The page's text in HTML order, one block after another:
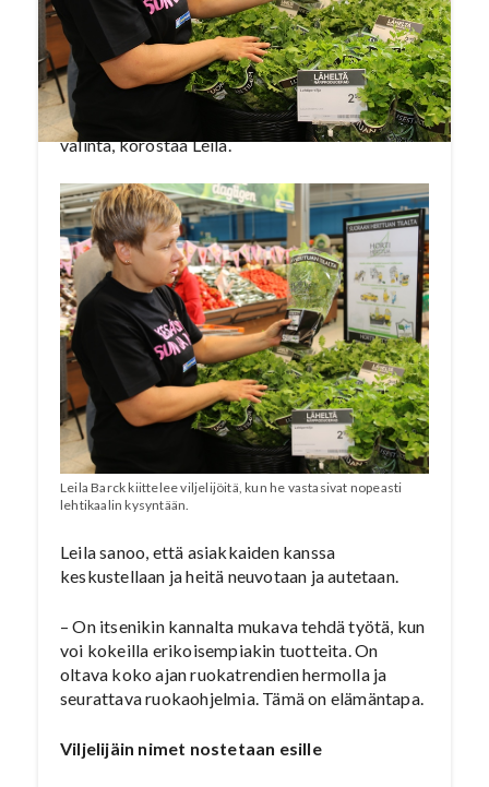
kotimaisuutta.
– Talviaikanakin meillä myydään vain kotimaista
kurkkua ja pyöreästä tomaatista ulkomaista on
vain terttutomaatti. Kotimaisuus on asiakkaiden
valinta, korostaa Leila.
Leila Barck kiittelee viljelijöitä, kun he vastasivat nopeasti
lehtikaalin kysyntään.
Leila sanoo, että asiakkaiden kanssa
keskustellaan ja heitä neuvotaan ja autetaan.
– On itsenikin kannalta mukava tehdä työtä, kun
voi kokeilla erikoisempiakin tuotteita. On
oltava koko ajan ruokatrendien hermolla ja
seurattava ruokaohjelmia. Tämä on elämäntapa.
Viljelijäin nimet nostetaan esille